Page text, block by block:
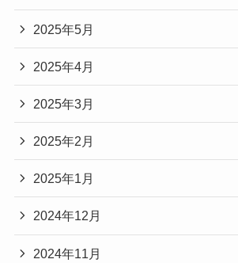
2025年5月
2025年4月
2025年3月
2025年2月
2025年1月
2024年12月
2024年11月